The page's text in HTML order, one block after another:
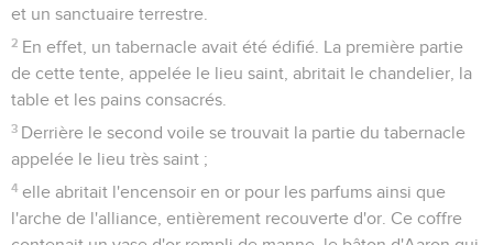
et un sanctuaire terrestre.
2 En effet, un tabernacle avait été édifié. La première partie
de cette tente, appelée le lieu saint, abritait le chandelier, la
table et les pains consacrés.
3 Derrière le second voile se trouvait la partie du tabernacle
appelée le lieu très saint ;
4 elle abritait l'encensoir en or pour les parfums ainsi que
l'arche de l'alliance, entièrement recouverte d'or. Ce coffre